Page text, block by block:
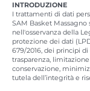
INTRODUZIONE
I trattamenti di dati
SAM Basket
nell'osservanza della
protezione dei dati
679/2016, dei principi
trasparenza,
conservazione,
tutela dell’integrità e